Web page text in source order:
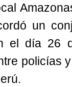
un
el día 26
policías